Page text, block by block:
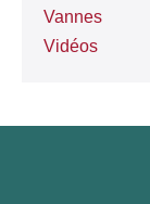
Vannes
Vidéos